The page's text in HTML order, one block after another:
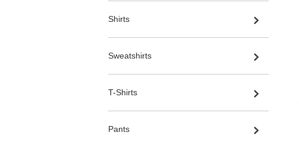
Shirts
Sweatshirts
T-Shirts
Pants